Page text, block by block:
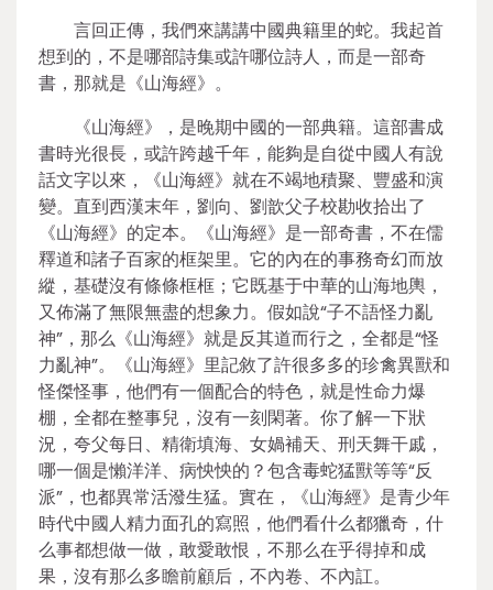
言回正傳，我們來講講中國典籍里的蛇。我起首
想到的，不是哪部詩集或許哪位詩人，而是一部奇
書，那就是《山海經》。
《山海經》，是晚期中國的一部典籍。這部書成
書時光很長，或許跨越千年，能夠是自從中國人有說
話文字以來，《山海經》就在不竭地積聚、豐盛和演
變。直到西漢末年，劉向、劉歆父子校勘收拾出了
《山海經》的定本。《山海經》是一部奇書，不在儒
釋道和諸子百家的框架里。它的內在的事務奇幻而放
縱，基礎沒有條條框框；它既基于中華的山海地輿，
又佈滿了無限無盡的想象力。假如說“子不語怪力亂
神”，那么《山海經》就是反其道而行之，全都是“怪
力亂神”。《山海經》里記敘了許很多多的珍禽異獸和
怪傑怪事，他們有一個配合的特色，就是性命力爆
棚，全都在整事兒，沒有一刻閑著。你了解一下狀
況，夸父每日、精衛填海、女媧補天、刑天舞干戚，
哪一個是懶洋洋、病怏怏的？包含毒蛇猛獸等等“反
派”，也都異常活潑生猛。實在，《山海經》是青少年
時代中國人精力面孔的寫照，他們看什么都獵奇，什
么事都想做一做，敢愛敢恨，不那么在乎得掉和成
果，沒有那么多瞻前顧后，不內卷、不內訌。